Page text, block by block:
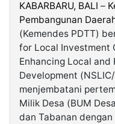
Kabarbaru.co
2026
Kabarbaru
Media
Holding
KABARBARU, BALI –
Pembangunan
(Kemendes PDTT)
for Local Investment
Enhancing Local and
Development
menjembatani
Milik Desa (BUM
dan Tabanan